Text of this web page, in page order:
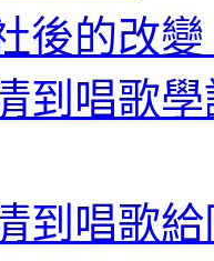
後的改
到唱歌
到唱歌